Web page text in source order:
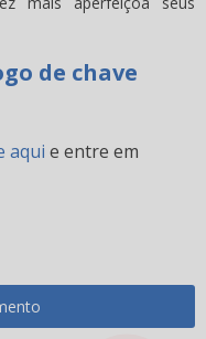
de chave
aqui e entre em